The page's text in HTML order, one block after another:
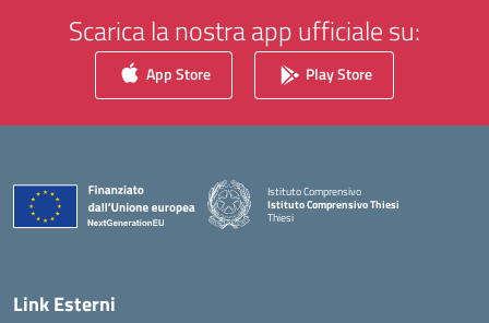
Scarica la nostra app ufficiale su:
App Store Play Store
Istituto Comprensivo
Istituto Comprensivo Thiesi
Thiesi
Link Esterni